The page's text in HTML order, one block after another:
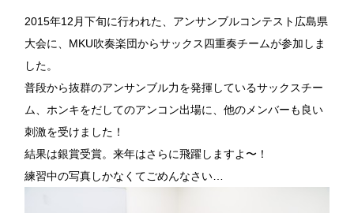
2015年12月下旬に行われた、アンサンブルコンテスト広島県
大会に、MKU吹奏楽団からサックス四重奏チームが参加しま
した。
普段から抜群のアンサンブル力を発揮しているサックスチー
ム、ホンキをだしてのアンコン出場に、他のメンバーも良い
刺激を受けました！
結果は銀賞受賞。来年はさらに飛躍しますよ〜！
練習中の写真しかなくてごめんなさい…